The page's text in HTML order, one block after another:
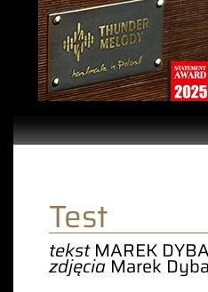
Test
tekstMAREK DYBA
zdjęciaMarek Dyba